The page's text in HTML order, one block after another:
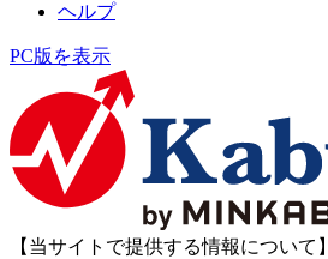
ヘルプ
PC版を表示
【当サイトで提供する情報について】